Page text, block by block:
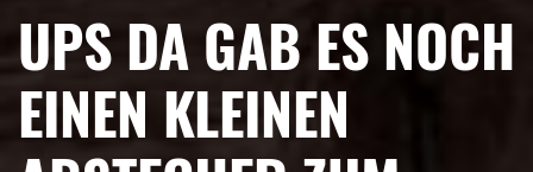
UPS DA GAB ES NOCH
EINEN KLEINEN